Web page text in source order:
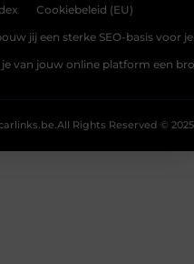
Cookiebeleid (EU)
jij een sterke SEO-basis voor
van jouw online platform een
All Rights Reserved © 2025